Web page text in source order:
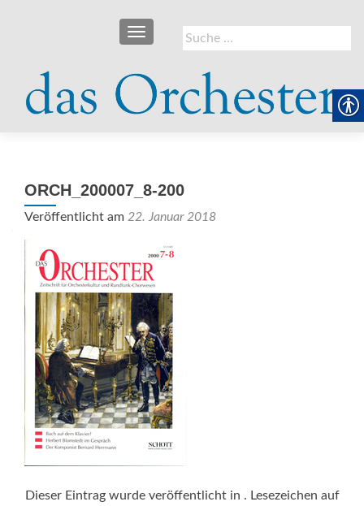
Suche
nach:
SCHALTE NAVIGATION
ORCH_200007_8-200
Veröffentlicht am 22. Januar 2018
Dieser Eintrag wurde veröffentlicht in . Lesezeichen auf